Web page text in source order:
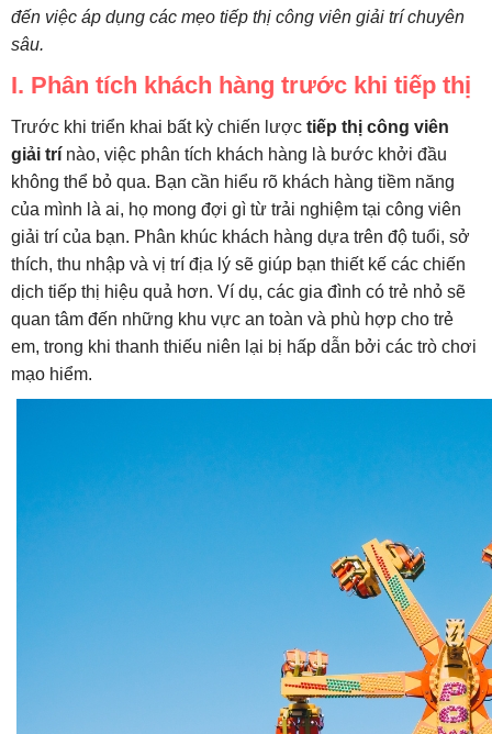
đến việc áp dụng các mẹo tiếp thị công viên giải trí chuyên
sâu.
I. Phân tích khách hàng trước khi tiếp thị
Trước khi triển khai bất kỳ chiến lược tiếp thị công viên
giải trí nào, việc phân tích khách hàng là bước khởi đầu
không thể bỏ qua. Bạn cần hiểu rõ khách hàng tiềm năng
của mình là ai, họ mong đợi gì từ trải nghiệm tại công viên
giải trí của bạn. Phân khúc khách hàng dựa trên độ tuổi, sở
thích, thu nhập và vị trí địa lý sẽ giúp bạn thiết kế các chiến
dịch tiếp thị hiệu quả hơn. Ví dụ, các gia đình có trẻ nhỏ sẽ
quan tâm đến những khu vực an toàn và phù hợp cho trẻ
em, trong khi thanh thiếu niên lại bị hấp dẫn bởi các trò chơi
mạo hiểm.